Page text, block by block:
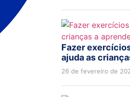
Fazer
ajuda as
26 de fevereiro de